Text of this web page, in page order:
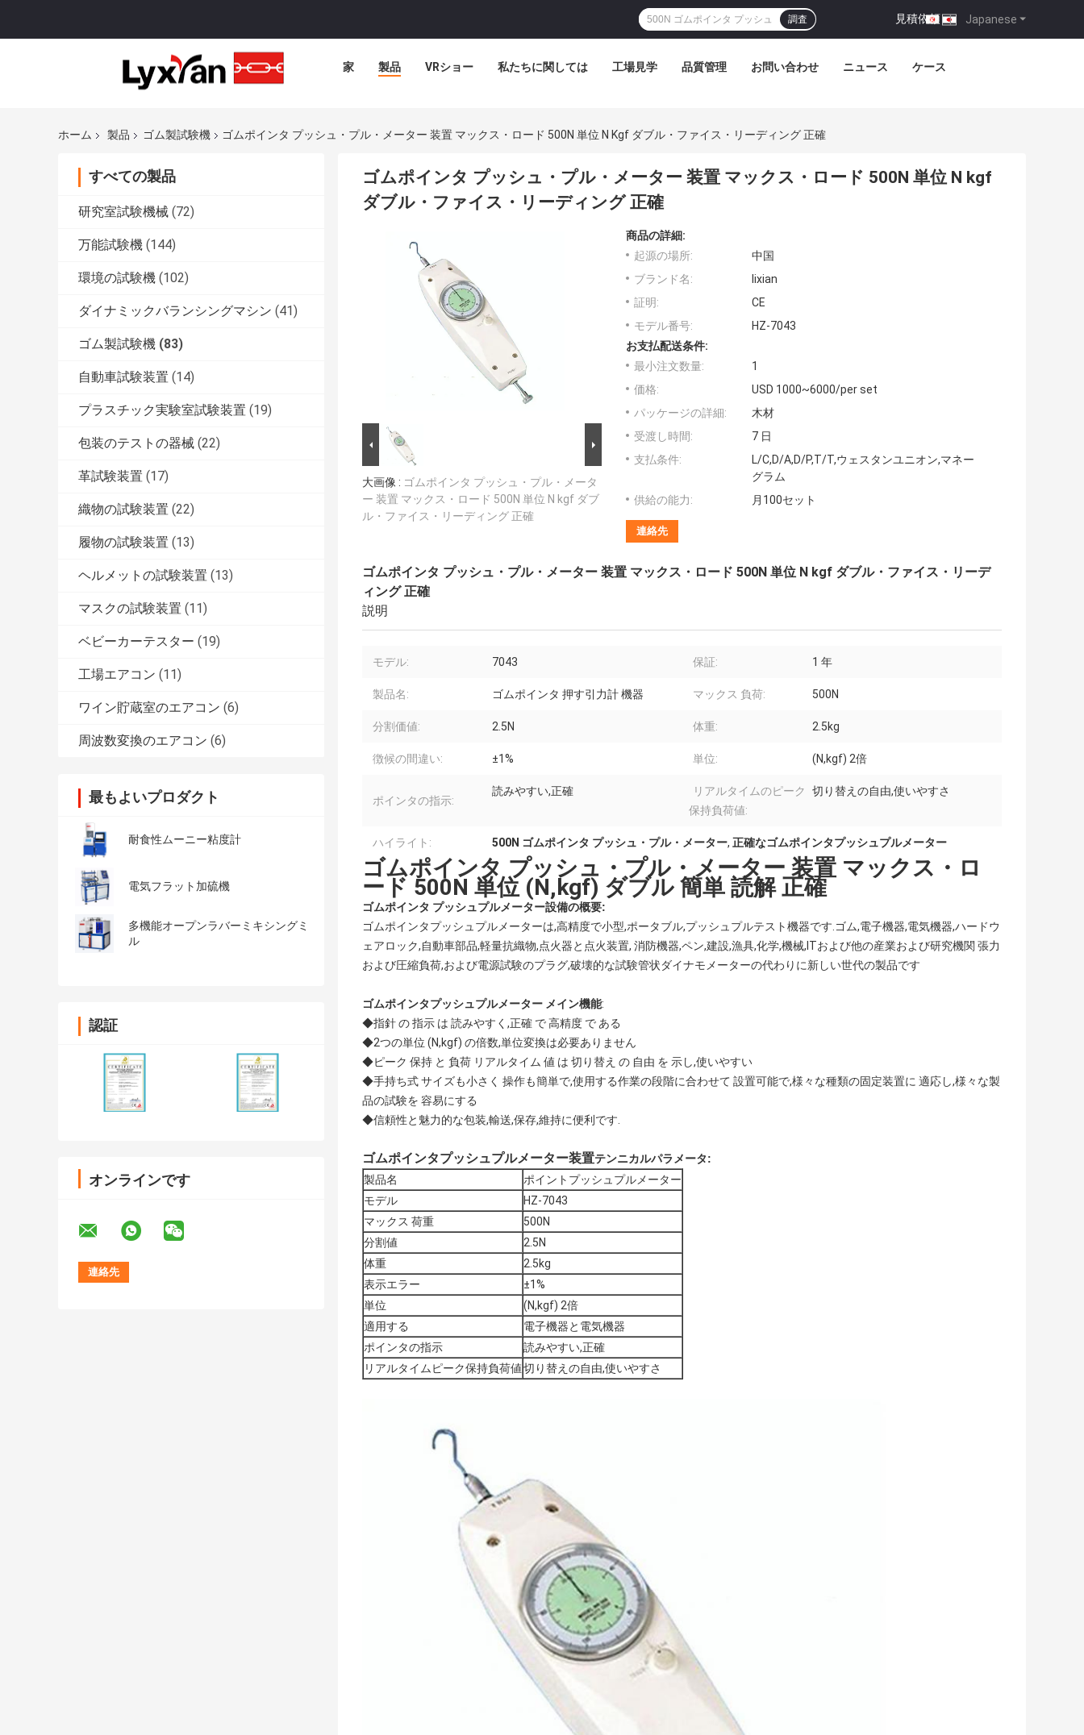
Japanese
見積依頼 |
調査
家 製品 VRショー 私たちに関しては 工場見学 品質管理 お問い合わせ ニュース ケース
ホーム 製品 ゴム製試験機 ゴムポインタ プッシュ・プル・メーター 装置 マックス・ロード 500N 単位 N Kgf ダブル・ファイス・リーディング 正確
すべての製品
研究室試験機械 (72)
万能試験機 (144)
環境の試験機 (102)
ダイナミックバランシングマシン (41)
ゴム製試験機 (83)
自動車試験装置 (14)
プラスチック実験室試験装置 (19)
包装のテストの器械 (22)
革試験装置 (17)
織物の試験装置 (22)
履物の試験装置 (13)
ヘルメットの試験装置 (13)
マスクの試験装置 (11)
ベビーカーテスター (19)
工場エアコン (11)
ワイン貯蔵室のエアコン (6)
周波数変換のエアコン (6)
最もよいプロダクト
耐食性ムーニー粘度計
電気フラット加硫機
多機能オープンラバーミキシングミ
ル
認証
オンラインです
ゴムポインタ プッシュ・プル・メーター 装置 マックス・ロード 500N 単位 N kgf
ダブル・ファイス・リーディング 正確
大画像 : ゴムポインタ プッシュ・プル・メータ
ー 装置 マックス・ロード 500N 単位 N kgf ダブ
ル・ファイス・リーディング 正確
商品の詳細:
起源の場所:
中国
ブランド名:
lixian
証明:
CE
モデル番号:
HZ-7043
お支払配送条件:
最小注文数量:
1
価格:
USD 1000~6000/per set
パッケージの詳細:
木材
受渡し時間:
7 日
支払条件:
L/C,D/A,D/P,T/T,ウェスタンユニオン,マネー
グラム
供給の能力:
月100セット
連絡先
ゴムポインタ プッシュ・プル・メーター 装置 マックス・ロード 500N 単位 N kgf ダブル・ファイス・リーデ
ィング 正確
説明
モデル: 7043 保証: 1 年
製品名: ゴムポインタ 押す引力計 機器 マックス 負荷: 500N
分割価値: 2.5N 体重: 2.5kg
徴候の間違い: ±1% 単位: (N,kgf) 2倍
ポインタの指示:
読みやすい,正確
リアルタイムのピーク
保持負荷値:
切り替えの自由,使いやすさ
ハイライト: 500N ゴムポインタ プッシュ・プル・メーター, 正確なゴムポインタプッシュプルメーター
ゴムポインタ プッシュ・プル・メーター 装置 マックス・ロ
ード 500N 単位 (N,kgf) ダブル 簡単 読解 正確
ゴムポインタ プッシュプルメーター設備の概要:
ゴムポインタプッシュプルメーターは,高精度で小型,ポータブル,プッシュプルテスト機器です.ゴム,電子機器,電気機器,ハードウ
ェアロック,自動車部品,軽量抗織物,点火器と点火装置, 消防機器,ペン,建設,漁具,化学,機械,ITおよび他の産業および研究機関 張力
および圧縮負荷,および電源試験のプラグ,破壊的な試験管状ダイナモメーターの代わりに新しい世代の製品です
ゴムポインタプッシュプルメーター メイン機能:
◆指針 の 指示 は 読みやすく,正確 で 高精度 で ある
◆2つの単位 (N,kgf) の倍数,単位変換は必要ありません
◆ピーク 保持 と 負荷 リアルタイム 値 は 切り替え の 自由 を 示し,使いやすい
◆手持ち式 サイズも小さく 操作も簡単で,使用する作業の段階に合わせて 設置可能で,様々な種類の固定装置に 適応し,様々な製
品の試験を 容易にする
◆信頼性と魅力的な包装,輸送,保存,維持に便利です.
ゴムポインタプッシュプルメーター装置テンニカルパラメータ:
製品名
ポイントプッシュプルメーター
モデル
HZ-7043
マックス 荷重
500N
分割値
2.5N
体重
2.5kg
表示エラー
±1%
単位
(N,kgf) 2倍
適用する
電子機器と電気機器
ポインタの指示
読みやすい,正確
リアルタイムピーク保持負荷値切り替えの自由,使いやすさ